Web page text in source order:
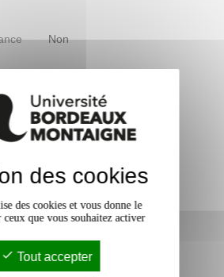
Non
des cookies
des cookies et vous donne le
ceux que vous souhaitez activer
Tout accepter